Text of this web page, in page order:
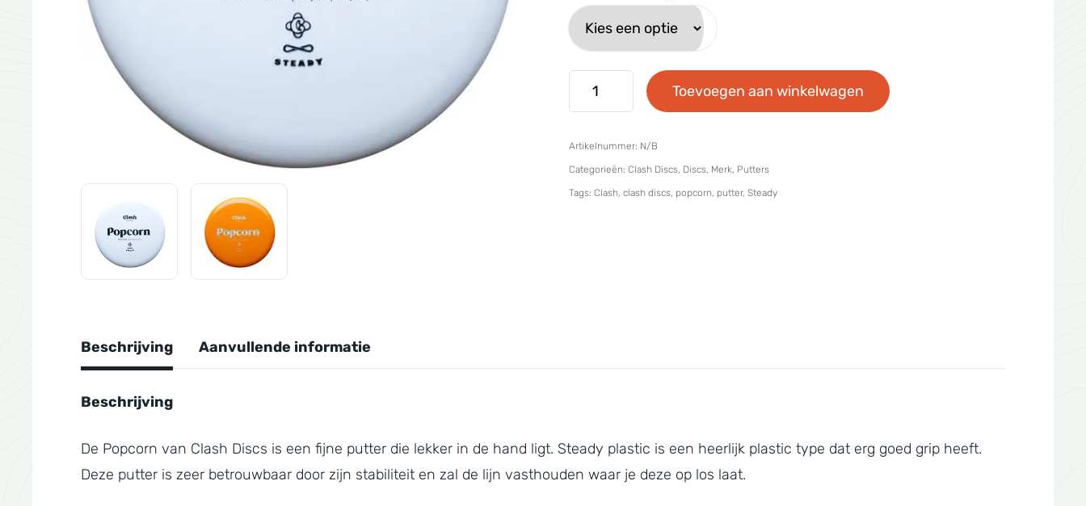
Clash
Discs
Popcorn
Toevoegen aan winkelwagen
Artikelnummer: N/B
Categorieën: Clash Discs, Discs, Merk, Putters
Tags: Clash, clash discs, popcorn, putter, Steady
Beschrijving Aanvullende informatie
Beschrijving
De Popcorn van Clash Discs is een fijne putter die lekker in de hand ligt. Steady plastic is een heerlijk plastic type dat erg goed grip heeft.
Deze putter is zeer betrouwbaar door zijn stabiliteit en zal de lijn vasthouden waar je deze op los laat.